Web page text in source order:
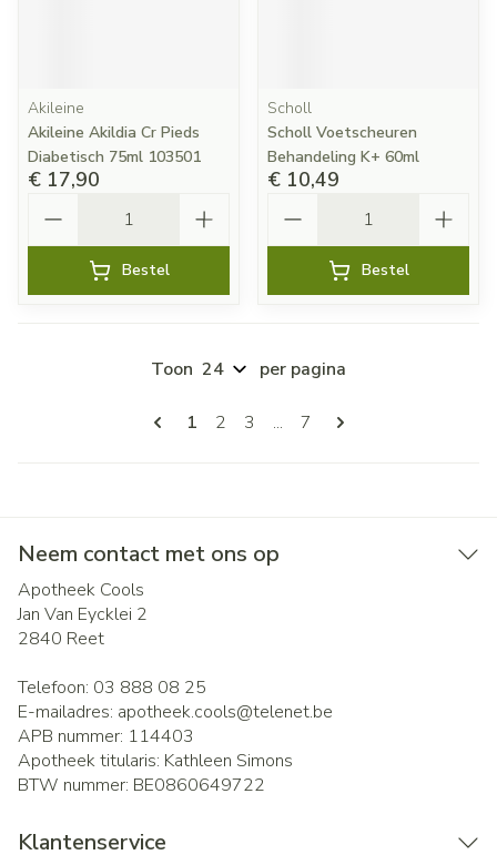
Akileine
Akileine Akildia Cr Pieds
Diabetisch 75ml 103501
€ 17,90
Bestel
Scholl
Scholl Voetscheuren
Behandeling K+ 60ml
€ 10,49
Bestel
Pagina's
U lees momenteel pagina
1 Pagina
2 Pagina
3 ... Pagina
7
Toon per pagina
Neem contact met ons op
Apotheek Cools
Jan Van Eycklei 2
2840 Reet
Telefoon: 03 888 08 25
E-mailadres: apotheek.cools@telenet.be
APB nummer: 114403
Apotheek titularis: Kathleen Simons
BTW nummer: BE0860649722
Klantenservice